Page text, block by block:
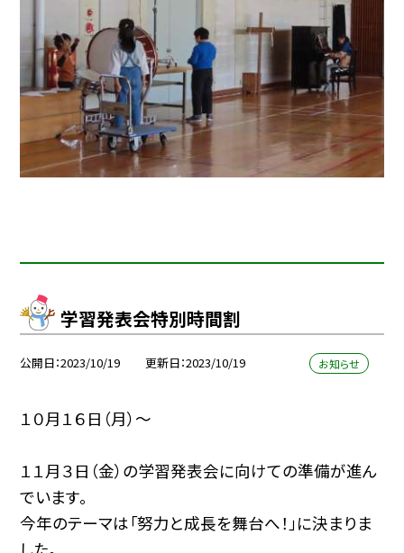
学習発表会特別時間割
公開日 2023/10/19 更新日 2023/10/19 お知らせ
１０月１６日（月）〜
１１月３日（金）の学習発表会に向けての準備が進ん
でいます。
今年のテーマは「努力と成長を舞台へ！」に決まりま